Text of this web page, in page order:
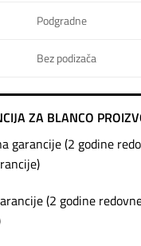
Podgradne
Bez podizača
ZA BLANCO
garancije (2 godine
(2 godine